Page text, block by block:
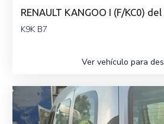
RENAULT KANGOO I (F/KC0)
K9K B7
Ver vehículo para